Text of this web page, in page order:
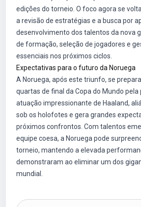
edições do torneio. O foco agora se
a revisão de estratégias e a busca por
desenvolvimento dos talentos da nova
de formação, seleção de jogadores e
essenciais nos próximos ciclos.
Expectativas para o futuro da Noruega
A Noruega, após este triunfo, se
quartas de final da Copa do Mundo pela
atuação impressionante de Haaland,
sob os holofotes e gera grandes
próximos confrontos. Com talentos
equipe coesa, a Noruega pode
torneio, mantendo a elevada
demonstraram ao eliminar um dos
mundial.